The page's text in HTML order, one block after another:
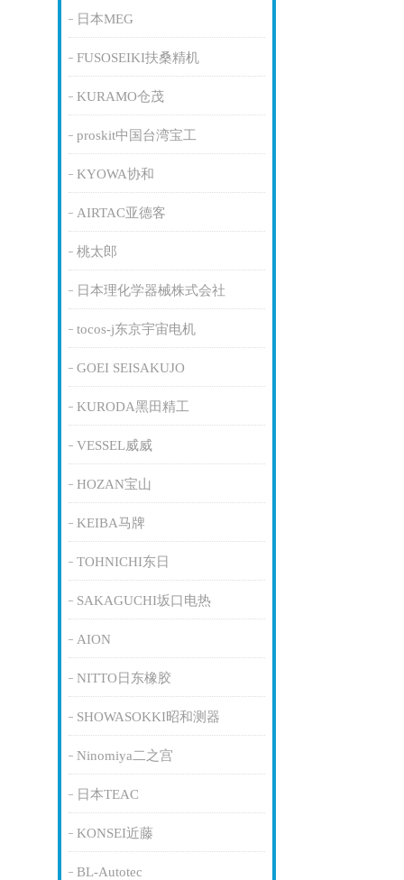
日本MEG
FUSOSEIKI扶桑精机
KURAMO仓茂
proskit中国台湾宝工
KYOWA协和
AIRTAC亚德客
桃太郎
日本理化学器械株式会社
tocos-j东京宇宙电机
GOEI SEISAKUJO
KURODA黑田精工
VESSEL威威
HOZAN宝山
KEIBA马牌
TOHNICHI东日
SAKAGUCHI坂口电热
AION
NITTO日东橡胶
SHOWASOKKI昭和测器
Ninomiya二之宫
日本TEAC
KONSEI近藤
BL-Autotec